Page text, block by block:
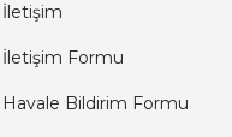
İletişim
İletişim Formu
Havale Bildirim Formu